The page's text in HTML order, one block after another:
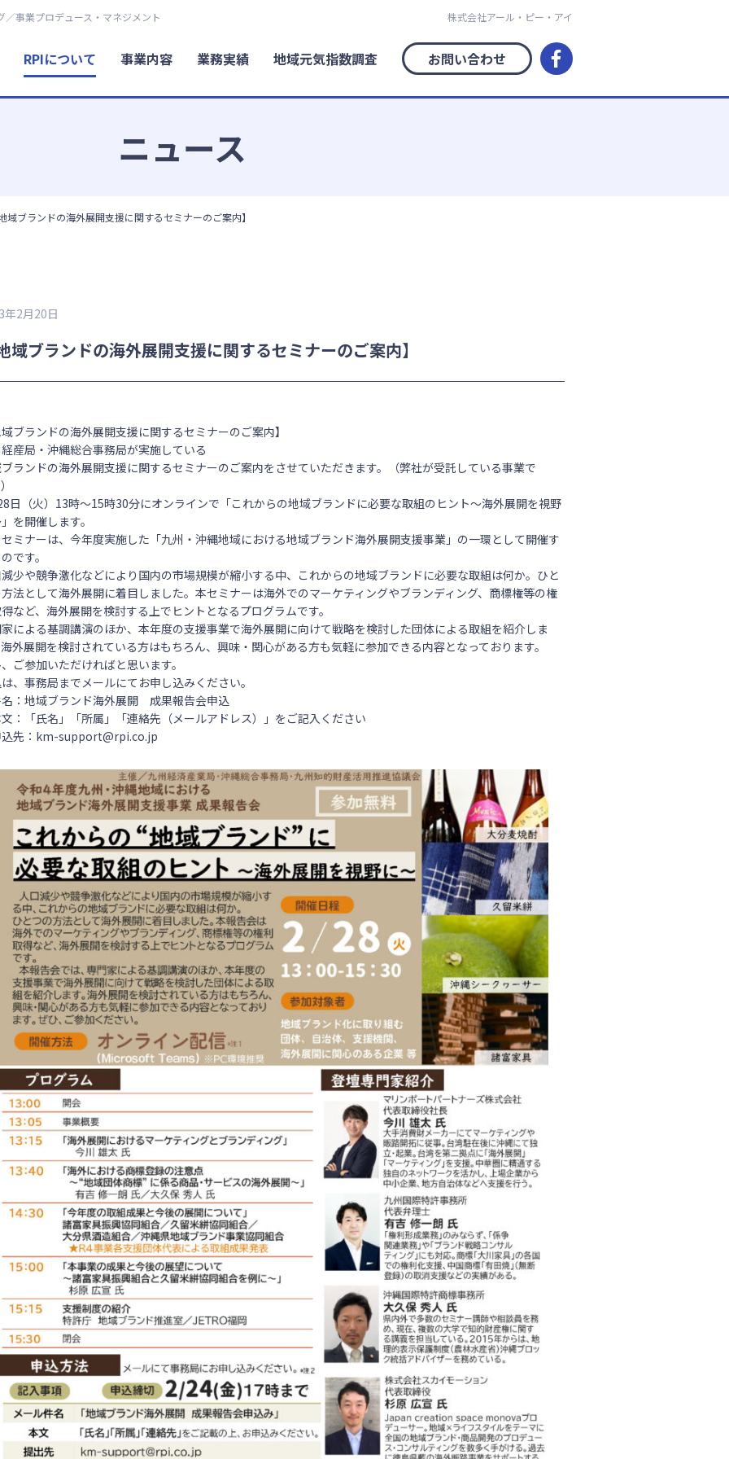
事業プロデュース・マネジメント 株式会社アール・ピー・アイ
RPIについて 事業内容 業務実績 地域元気指数調査 お問い合わせ
ニュース
域ブランドの海外展開支援に関するセミナーのご案内】
年2月20日
域ブランドの海外展開支援に関するセミナーのご案内】
ブランドの海外展開支援に関するセミナーのご案内】
産局・沖縄総合事務局が実施している
ランドの海外展開支援に関するセミナーのご案内をさせていただきます。（弊社が受託している事業で
日（火）13時～15時30分にオンラインで「これからの地域ブランドに必要な取組のヒント～海外展開を視野
を開催します。
ミナーは、今年度実施した「九州・沖縄地域における地域ブランド海外展開支援事業」の一環として開催す
です。
少や競争激化などにより国内の市場規模が縮小する中、これからの地域ブランドに必要な取組は何か。ひと
法として海外展開に着目しました。本セミナーは海外でのマーケティングやブランディング、商標権等の権
など、海外展開を検討する上でヒントとなるプログラムです。
による基調講演のほか、本年度の支援事業で海外展開に向けて戦略を検討した団体による取組を紹介しま
外展開を検討されている方はもちろん、興味・関心がある方も気軽に参加できる内容となっております。
ご参加いただければと思います。
、事務局までメールにてお申し込みください。
：地域ブランド海外展開 成果報告会申込
：「氏名」「所属」「連絡先（メールアドレス）」をご記入ください
込先：km-support@rpi.co.jp